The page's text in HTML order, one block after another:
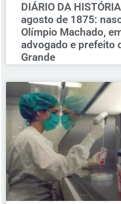
DIÁRIO DA
agosto de 1875:
Olímpio Machado,
advogado e prefeito
Grande